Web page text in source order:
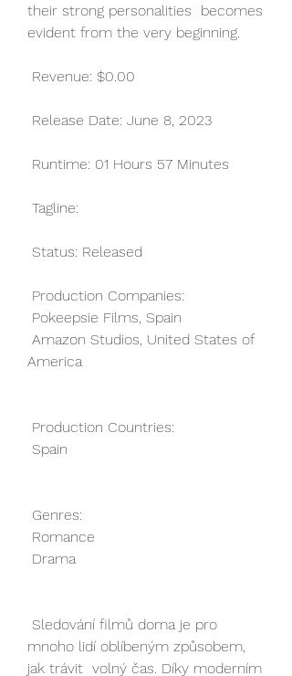
their strong personalities  becomes
evident from the very beginning.
Revenue: $0.00
Release Date: June 8, 2023
Runtime: 01 Hours 57 Minutes
Tagline:
Status: Released
Production Companies:
Pokeepsie Films, Spain
America
Production Countries:
Spain
Genres:
Romance
Drama
mnoho lidí oblíbeným způsobem,
jak trávit  volný čas. Díky moderním